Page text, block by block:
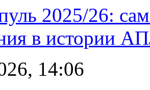
2025/26:
в истории
14:06